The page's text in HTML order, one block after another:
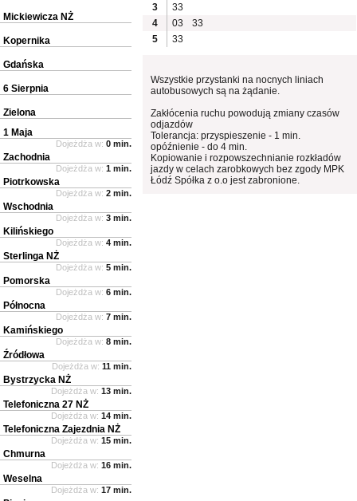
3
33
4
03
33
5
33
Wszystkie przystanki na nocnych liniach
autobusowych są na żądanie.
Zakłócenia ruchu powodują zmiany czasów
odjazdów
Tolerancja: przyspieszenie - 1 min.
opóźnienie - do 4 min.
Kopiowanie i rozpowszechnianie rozkładów
jazdy w celach zarobkowych bez zgody MPK
Łódź Spółka z o.o jest zabronione.
Mickiewicza NŻ
Kopernika
Gdańska
6 Sierpnia
Zielona
1 Maja
Dojeżdża w: 0 min.
Zachodnia
Dojeżdża w: 1 min.
Piotrkowska
Dojeżdża w: 2 min.
Wschodnia
Dojeżdża w: 3 min.
Kilińskiego
Dojeżdża w: 4 min.
Sterlinga NŻ
Dojeżdża w: 5 min.
Pomorska
Dojeżdża w: 6 min.
Północna
Dojeżdża w: 7 min.
Kamińskiego
Dojeżdża w: 8 min.
Źródłowa
Dojeżdża w: 11 min.
Bystrzycka NŻ
Dojeżdża w: 13 min.
Telefoniczna 27 NŻ
Dojeżdża w: 14 min.
Telefoniczna Zajezdnia NŻ
Dojeżdża w: 15 min.
Chmurna
Dojeżdża w: 16 min.
Weselna
Dojeżdża w: 17 min.